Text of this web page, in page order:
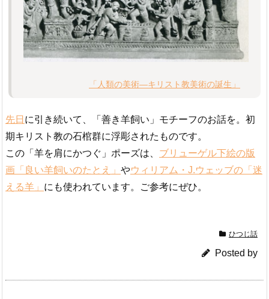
「人類の美術―キリスト教美術の誕生」
先日 に引き続いて、「善き羊飼い」モチーフのお話を。初
期キリスト教の石棺群に浮彫されたものです。
この「羊を肩にかつぐ」ポーズは、 ブリューゲル下絵の版
画「良い羊飼いのたとえ」 やウィリアム・J.ウェッブの「迷
える羊」 にも使われています。ご参考にぜひ。
ひつじ話
Posted by